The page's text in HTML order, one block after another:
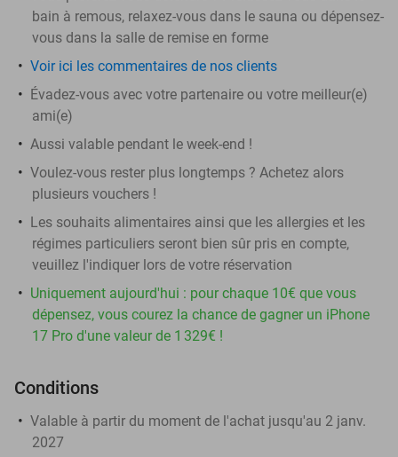
bain à remous, relaxez-vous dans le sauna ou dépensez-
vous dans la salle de remise en forme
Voir ici les commentaires de nos clients
Évadez-vous avec votre partenaire ou votre meilleur(e)
ami(e)
Aussi valable pendant le week-end !
Voulez-vous rester plus longtemps ? Achetez alors
plusieurs vouchers !
Les souhaits alimentaires ainsi que les allergies et les
régimes particuliers seront bien sûr pris en compte,
veuillez l'indiquer lors de votre réservation
Uniquement aujourd'hui : pour chaque 10€ que vous
dépensez, vous courez la chance de gagner un iPhone
17 Pro d'une valeur de 1 329€ !
Conditions
Valable à partir du moment de l'achat jusqu'au 2 janv.
2027